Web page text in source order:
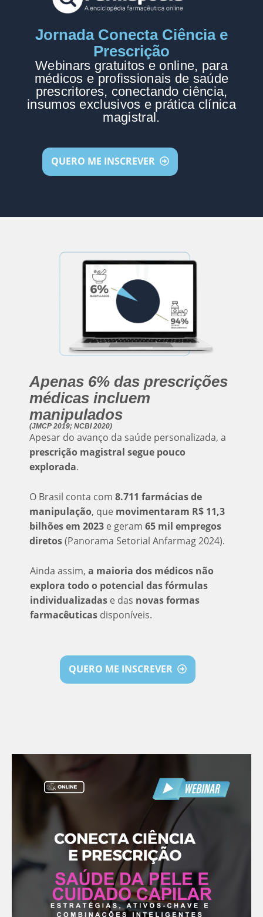
Jornada Conecta Ciência e
Prescrição
Webinars gratuitos e online, para
médicos e profissionais de saúde
prescritores, conectando ciência,
insumos exclusivos e prática clínica
magistral.
QUERO ME INSCREVER
Apenas 6% das prescrições
médicas incluem
manipulados
(JMCP 2019; NCBI 2020)
Apesar do avanço da saúde personalizada, a
prescrição magistral segue pouco
explorada.
O Brasil conta com 8.711 farmácias de
manipulação, que movimentaram R$ 11,3
bilhões em 2023 e geram 65 mil empregos
diretos(Panorama Setorial Anfarmag 2024).
Ainda assim, a maioria dos médicos não
explora todo o potencial das fórmulas
individualizadas e das novas formas
farmacêuticas disponíveis.
QUERO ME INSCREVER